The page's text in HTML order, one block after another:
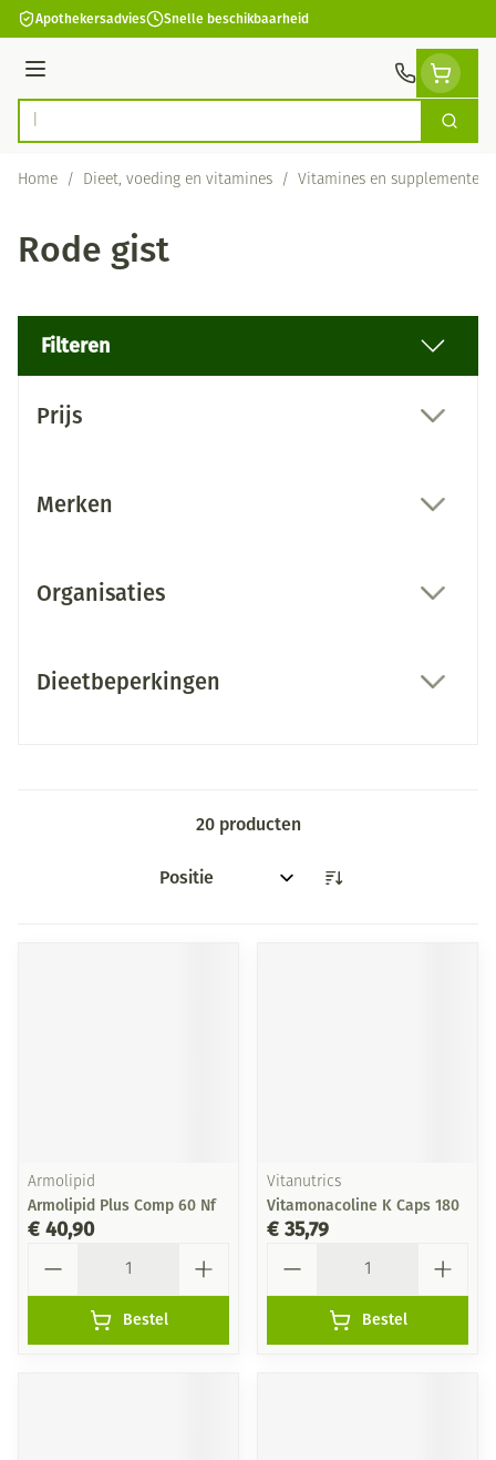
Ga naar de inhoud
Apothekersadvies Snelle beschikbaarheid
Menu
Product, merk, categorie... Zoek
Home / Dieet, voeding en vitamines / Vitamines en supplementen
Rode gist
Filteren
Prijs
Merken
Organisaties
Dieetbeperkingen
20producten
Sorteer op:
Armolipid
Armolipid Plus Comp 60 Nf
€ 40,90
Bestel
Vitanutrics
Vitamonacoline K Caps 180
€ 35,79
Bestel